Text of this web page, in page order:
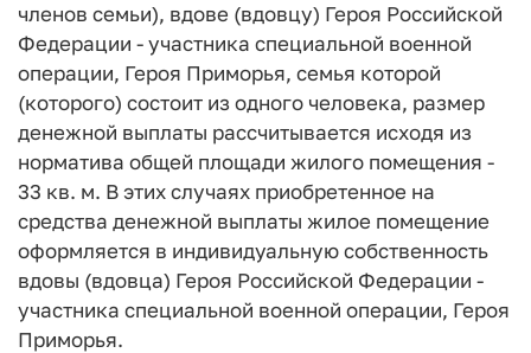
членов семьи), вдове (вдовцу) Героя Российской
Федерации - участника специальной военной
операции, Героя Приморья, семья которой
(которого) состоит из одного человека, размер
денежной выплаты рассчитывается исходя из
норматива общей площади жилого помещения -
33 кв. м. В этих случаях приобретенное на
средства денежной выплаты жилое помещение
оформляется в индивидуальную собственность
вдовы (вдовца) Героя Российской Федерации -
участника специальной военной операции, Героя
Приморья.